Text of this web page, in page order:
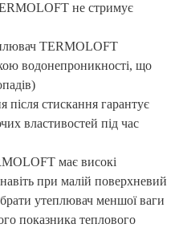
не стримує
TERMOLOFT
водонепроникності, що
після стискання гарантує
властивостей під час
має високі
при малій поверхневий
утеплювач меншої ваги
показника теплового